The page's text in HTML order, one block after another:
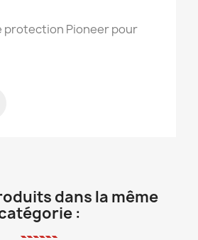
protection Pioneer pour
dans la même
: